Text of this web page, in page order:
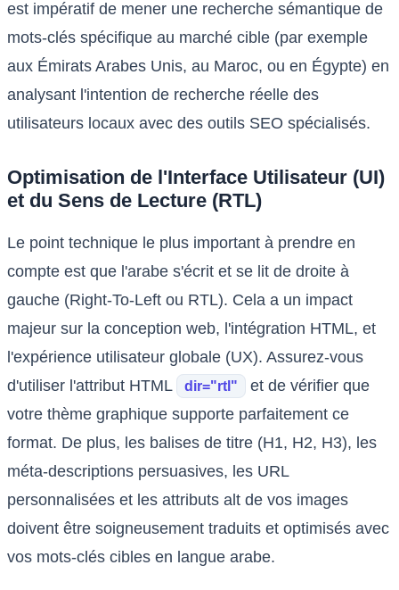
est impératif de mener une recherche sémantique de
mots-clés spécifique au marché cible (par exemple
aux Émirats Arabes Unis, au Maroc, ou en Égypte) en
analysant l'intention de recherche réelle des
utilisateurs locaux avec des outils SEO spécialisés.
Optimisation de l'Interface Utilisateur (UI)
et du Sens de Lecture (RTL)
Le point technique le plus important à prendre en
compte est que l'arabe s'écrit et se lit de droite à
gauche (Right-To-Left ou RTL). Cela a un impact
majeur sur la conception web, l'intégration HTML, et
l'expérience utilisateur globale (UX). Assurez-vous
d'utiliser l'attribut HTML
dir="rtl"
et de vérifier que
votre thème graphique supporte parfaitement ce
format. De plus, les balises de titre (H1, H2, H3), les
méta-descriptions persuasives, les URL
personnalisées et les attributs alt de vos images
doivent être soigneusement traduits et optimisés avec
vos mots-clés cibles en langue arabe.